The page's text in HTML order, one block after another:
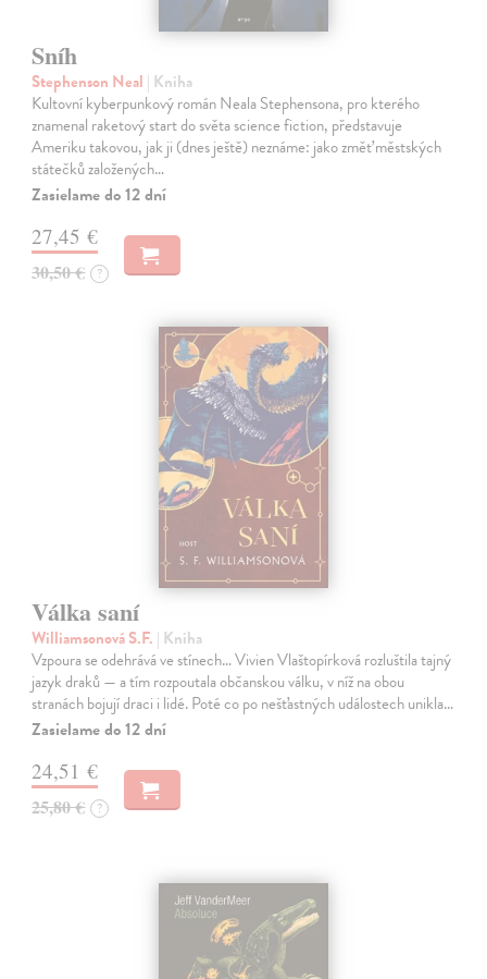
Sníh
Stephenson Neal | Kniha
Kultovní kyberpunkový román Neala Stephensona, pro kterého
znamenal raketový start do světa science fiction, představuje
Ameriku takovou, jak ji (dnes ještě) neznáme: jako změť městských
státečků založených…
Zasielame do 12 dní
27,45 €
30,50 € ?
Válka saní
Williamsonová S.F. | Kniha
Vzpoura se odehrává ve stínech… Vivien Vlaštopírková rozluštila tajný
jazyk draků — a tím rozpoutala občanskou válku, v níž na obou
stranách bojují draci i lidé. Poté co po nešťastných událostech unikla…
Zasielame do 12 dní
24,51 €
25,80 € ?